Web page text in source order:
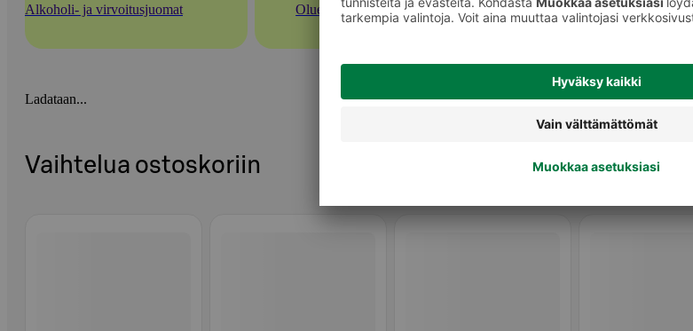
Alkoholi- ja virvoitusjuomat Oluet Erikoisoluet
Ladataan...
Vaihtelua ostoskoriin